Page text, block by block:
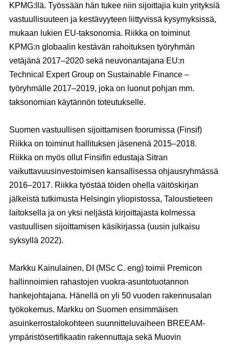
KPMG:llä. Työssään hän tukee niin sijoittajia kuin yrityksiä
vastuullisuuteen ja kestävyyteen liittyvissä kysymyksissä,
mukaan lukien EU-taksonomia. Riikka on toiminut
KPMG:n globaalin kestävän rahoituksen työryhmän
vetäjänä 2017–2020 sekä neuvonantajana EU:n
Technical Expert Group on Sustainable Finance –
työryhmälle 2017–2019, joka on luonut pohjan mm.
taksonomian käytännön toteutukselle.
Suomen vastuullisen sijoittamisen foorumissa (Finsif)
Riikka on toiminut hallituksen jäsenenä 2015–2018.
Riikka on myös ollut Finsifin edustaja Sitran
vaikuttavuusinvestoimisen kansallisessa ohjausryhmässä
2016–2017. Riikka työstää töiden ohella väitöskirjan
jälkeistä tutkimusta Helsingin yliopistossa, Taloustieteen
laitoksella ja on yksi neljästä kirjoittajasta kolmessa
vastuullisen sijoittamisen käsikirjassa (uusin julkaisu
syksyllä 2022).
Markku Kainulainen, DI (MSc C. eng) toimii Premicon
hallinnoimien rahastojen vuokra-asuntotuotannon
hankejohtajana. Hänellä on yli 50 vuoden rakennusalan
työkokemus. Markku on Suomen ensimmäisen
asuinkerrostalokohteen suunnitteluvaiheen BREEAM-
ympäristösertifikaatin rakennuttaja sekä Muovin